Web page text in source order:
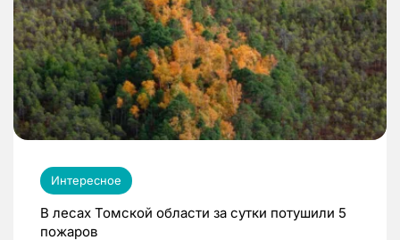
Интересное
В лесах Томской области за сутки потушили 5
пожаров